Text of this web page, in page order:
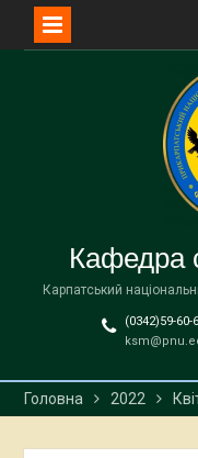
Кафедра
Карпатський
(0342)59-60-
Головна 2022